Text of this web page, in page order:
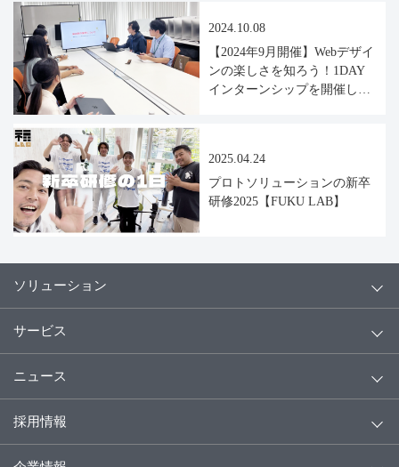
2024.10.08
【2024年9月開催】Webデザイ
ンの楽しさを知ろう！1DAY
インターンシップを開催しま
2025.04.24
プロトソリューションの新卒
研修2025【FUKU LAB】
ソリューション
サービス
ニュース
採用情報